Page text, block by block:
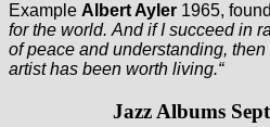
Example Albert Ayler 1965, found
for the world. And if I succeed in
of peace and understanding,
artist has been worth living.“
Jazz Albums